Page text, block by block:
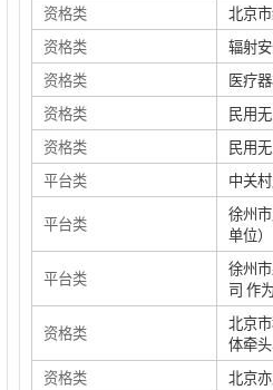
资格类
北京
资格类
辐射
资格类
医疗
资格类
民用
资格类
民用
平台类
中关
平台类
徐州
单位）
平台类
徐州
司 作
资格类
北京
体牵
资格类
北京